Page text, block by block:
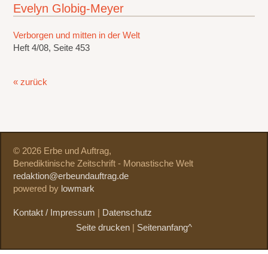
Evelyn Globig-Meyer
Verborgen und mitten in der Welt
Heft 4/08, Seite 453
« zurück
© 2026 Erbe und Auftrag,
Benediktinische Zeitschrift - Monastische Welt
redaktion@erbeundauftrag.de
powered by lowmark
Kontakt / Impressum
Datenschutz
Seite drucken
Seitenanfang^